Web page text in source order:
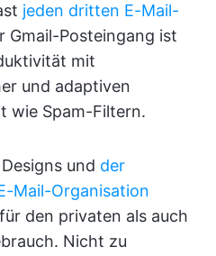
jeden dritten E-Mail-
Gmail-Posteingang ist
mit
und adaptiven
wie Spam-Filtern.
und der
Mail-Organisation
den privaten als auch
Nicht zu